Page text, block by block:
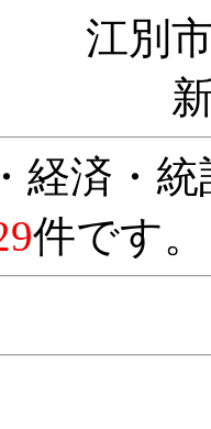
江別
経済・
件です